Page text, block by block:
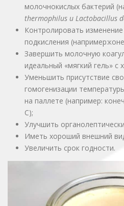
молочнокислых бактерий
thermophilus и Lactobacillus
Контролировать
подкисления
Завершить молочную
идеальный «мягкий гель» с
Уменьшить присутствие
гомогенизации
на паллетe (например:
C);
Улучшить
Иметь хороший внешний
Увеличить срок годности.